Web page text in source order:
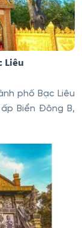
Liêu
phố Bạc Liêu
Biển Đông B,